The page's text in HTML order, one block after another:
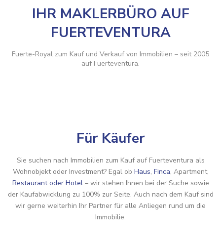
IHR MAKLERBÜRO AUF
FUERTEVENTURA
Fuerte-Royal zum Kauf und Verkauf von Immobilien – seit 2005
auf Fuerteventura.
Für Käufer
Sie suchen nach Immobilien zum Kauf auf Fuerteventura als
Wohnobjekt oder Investment? Egal ob Haus, Finca, Apartment,
Restaurant oder Hotel– wir stehen Ihnen bei der Suche sowie
der Kaufabwicklung zu 100% zur Seite. Auch nach dem Kauf sind
wir gerne weiterhin Ihr Partner für alle Anliegen rund um die
Immobilie.